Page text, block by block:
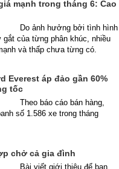
mạnh trong tháng 6: Cao
Do ảnh hưởng bởi tình hình
của từng phân khúc, nhiều
và thấp chưa từng có.
Everest áp đảo gần 60%
tốc
Theo báo cáo bán hàng,
số 1.586 xe trong tháng
chở cả gia đình
Bài viết giới thiệu để bạn